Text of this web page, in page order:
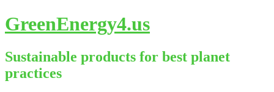
GreenEnergy4.us
Sustainable products for best planet
practices